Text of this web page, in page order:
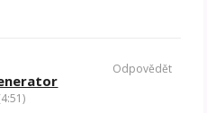
Odpovědět